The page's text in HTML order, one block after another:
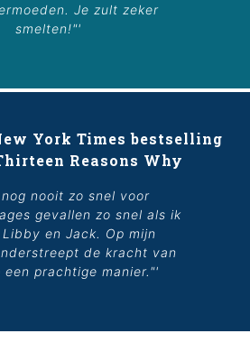
Je zult zeker
smelten!"'
York Times bestselling
Reasons Why
nooit zo snel voor
gevallen zo snel als ik
en Jack. Op mijn
de kracht van
een prachtige manier."'